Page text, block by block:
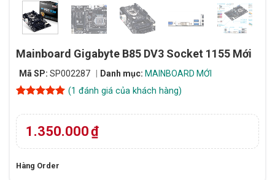
Mainboard Gigabyte B85 DV3 Socket 1155 Mới
Mã SP: SP002287 Danh mục: MAINBOARD MỚI
dựa trên
đánh giá
(1 đánh giá của khách hàng)
1.350.000₫
Hàng Order